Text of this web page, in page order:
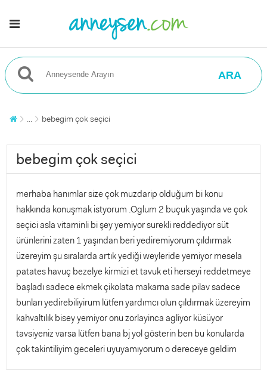
ARA
... bebegim çok seçici
bebegim çok seçici
merhaba hanımlar size çok muzdarip olduğum bi konu
hakkında konuşmak istyorum .Oglum 2 buçuk yaşında ve çok
seçici asla vitaminli bi şey yemiyor surekli reddediyor süt
ürünlerini zaten 1 yaşından beri yediremiyorum çıldırmak
üzereyim şu sıralarda artık yediği weyleride yemiyor mesela
patates havuç bezelye kirmizi et tavuk eti herseyi reddetmeye
başladı sadece ekmek çikolata makarna sade pilav sadece
bunları yedirebiliyirum lütfen yardımcı olun çıldırmak üzereyim
kahvaltılık bisey yemiyor onu zorlayinca agliyor küsüyor
tavsiyeniz varsa lütfen bana bj yol gösterin ben bu konularda
çok takintiliyim geceleri uyuyamıyorum o dereceye geldim